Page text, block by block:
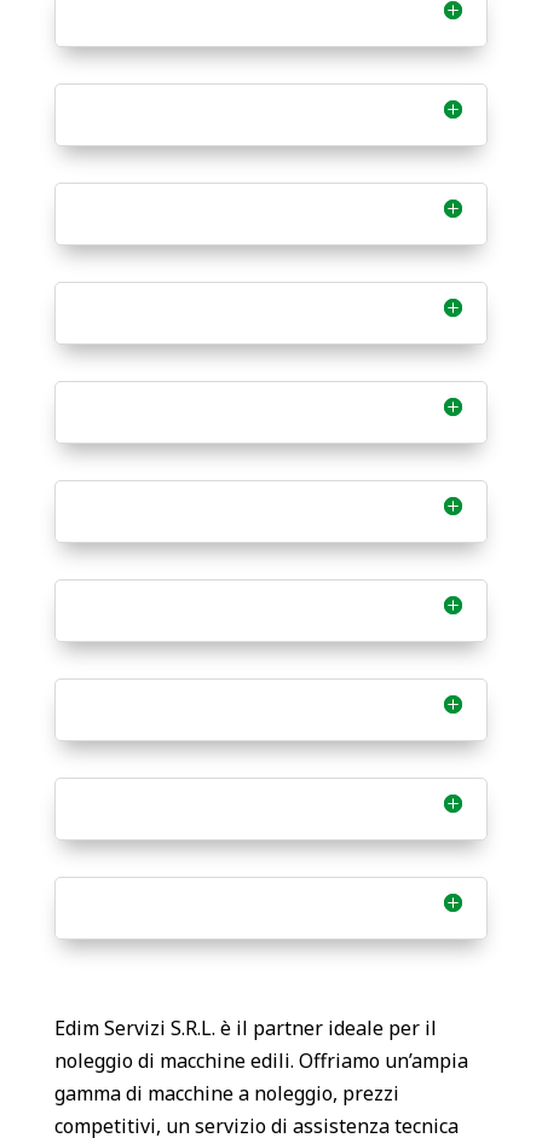
Edim Servizi S.R.L. è il partner ideale per il
noleggio di macchine edili. Offriamo un’ampia
gamma di macchine a noleggio, prezzi
competitivi, un servizio di assistenza tecnica